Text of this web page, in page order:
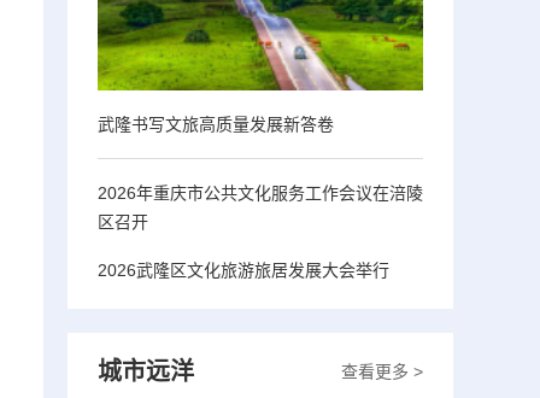
武隆书写文旅高质量发展新答卷
2026年重庆市公共文化服务工作会议在涪陵
区召开
2026武隆区文化旅游旅居发展大会举行
查看更多 >
城市远洋